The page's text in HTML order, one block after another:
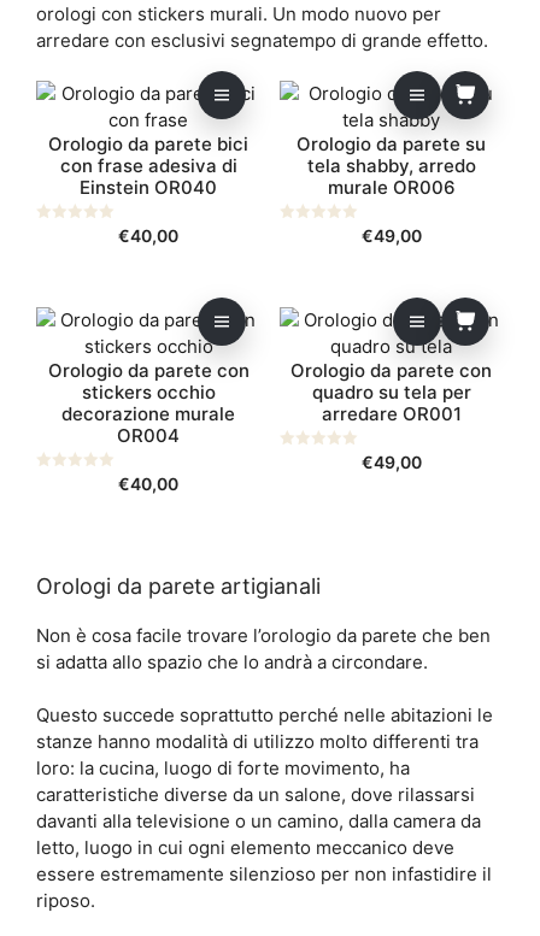
orologi con stickers murali. Un modo nuovo per
arredare con esclusivi segnatempo di grande effetto.
Orologio da parete bici
con frase adesiva di
Einstein OR040
€40,00
Questo
ha
più
varianti.
Le
essere
scelte
pagina
Orologio da parete su
tela shabby, arredo
murale OR006
€49,00
Orologio da parete con
stickers occhio
decorazione murale
OR004
€40,00
Questo
prodotto
ha
varianti.
Le
nella
del
prodotto
Orologio da parete con
quadro su tela per
arredare OR001
€49,00
Orologi da parete artigianali
Non è cosa facile trovare l’orologio da parete che ben
si adatta allo spazio che lo andrà a circondare.
Questo succede soprattutto perché nelle abitazioni le
stanze hanno modalità di utilizzo molto differenti tra
loro: la cucina, luogo di forte movimento, ha
caratteristiche diverse da un salone, dove rilassarsi
davanti alla televisione o un camino, dalla camera da
letto, luogo in cui ogni elemento meccanico deve
essere estremamente silenzioso per non infastidire il
riposo.